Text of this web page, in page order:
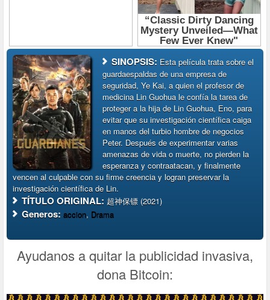
SINOPSIS: Esta película trata sobre el
guardaespaldas de una empresa de
seguridad, Ye Kai, a quien el profesor de
medicina Lin Guohua le confía la tarea de
proteger a la hija de Lin Guohua, Eno, para
evitar que su investigación científica caiga
en manos del turbio hombre de negocios
Peter. Después de experimentar varias
amenazas de vida o muerte, no pierden la
esperanza y contraatacan, y finalmente
vencen al culpable con su firme creencia y logran preservar la
investigación científica de Lin.
TÍTULO ORIGINAL:超神保镖 (2021)
Generos:accion, Drama
Ayudanos a quitar la publicidad invasiva,
dona Bitcoin: